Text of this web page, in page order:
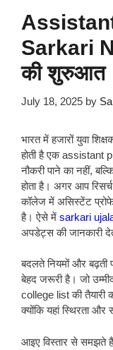
Sarkari
की शुरुआत
July 18, 2025 by
भारत में हजारों युवा
होती है एक assistant
नौकरी पाने का नहीं,
होता है। अगर आप
कॉलेज में असिस्टेंट
है। ऐसे में sarkari
अपडेट्स की जानकारी
बदलते नियमों और बढ़ती
बेहद जरूरी है। जो
college list की तैयारी
क्योंकि यहां स्थिरता और
आइए विस्तार से समझते